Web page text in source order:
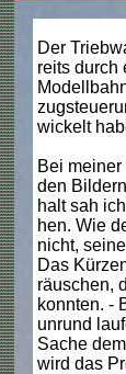
Der
reits durch
wickelt
Bei
den
halt sah
hen. Wie
nicht,
Das
räuschen,
konnten. -
unrund
Sache
wird das